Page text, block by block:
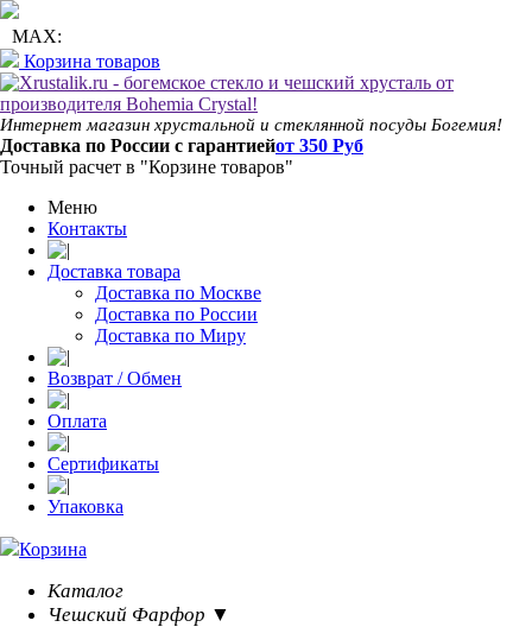
MAX:
Корзина товаров
Интернет магазин хрустальной и стеклянной посуды Богемия!
Доставка по России с гарантиейот 350 Руб
Точный расчет в "Корзине товаров"
Меню
Контакты
Доставка товара
Доставка по Москве
Доставка по России
Доставка по Миру
Возврат / Обмен
Оплата
Сертификаты
Упаковка
Корзина
Каталог
Чешский Фарфор ▼